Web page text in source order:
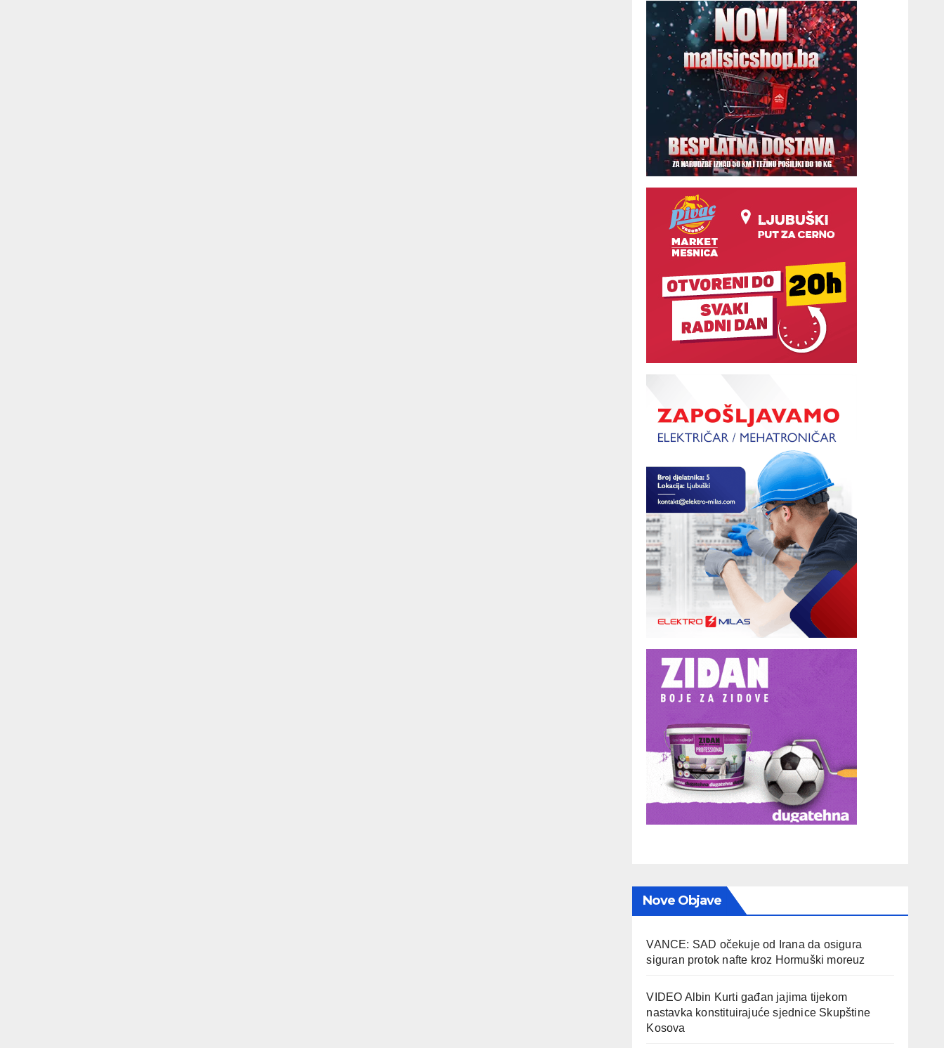
Nove Objave
VANCE: SAD očekuje od Irana da osigura
siguran protok nafte kroz Hormuški moreuz
VIDEO Albin Kurti gađan jajima tijekom
nastavka konstituirajuće sjednice Skupštine
Kosova